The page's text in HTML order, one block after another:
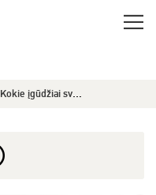
Kokie įgūdžiai svarbiausi šiuolaikiniam programu...